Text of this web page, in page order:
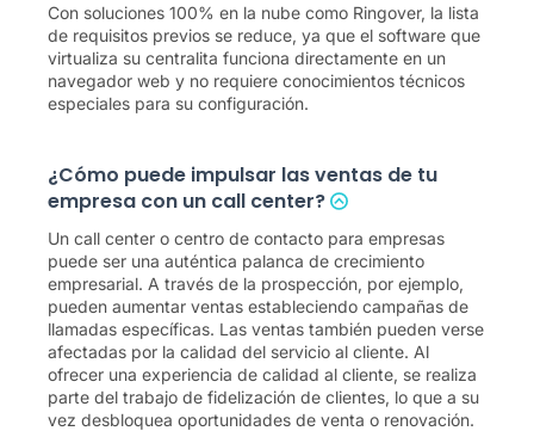
Con soluciones 100% en la nube como Ringover, la lista
de requisitos previos se reduce, ya que el software que
virtualiza su centralita funciona directamente en un
navegador web y no requiere conocimientos técnicos
especiales para su configuración.
¿Cómo puede impulsar las ventas de tu
empresa con un call center?
Un call center o centro de contacto para empresas
puede ser una auténtica palanca de crecimiento
empresarial. A través de la prospección, por ejemplo,
pueden aumentar ventas estableciendo campañas de
llamadas específicas. Las ventas también pueden verse
afectadas por la calidad del servicio al cliente. Al
ofrecer una experiencia de calidad al cliente, se realiza
parte del trabajo de fidelización de clientes, lo que a su
vez desbloquea oportunidades de venta o renovación.